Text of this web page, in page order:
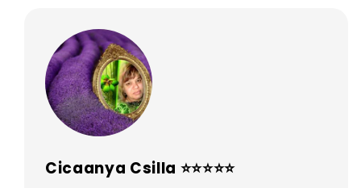
Cicaanya Csilla ⭐⭐⭐⭐⭐